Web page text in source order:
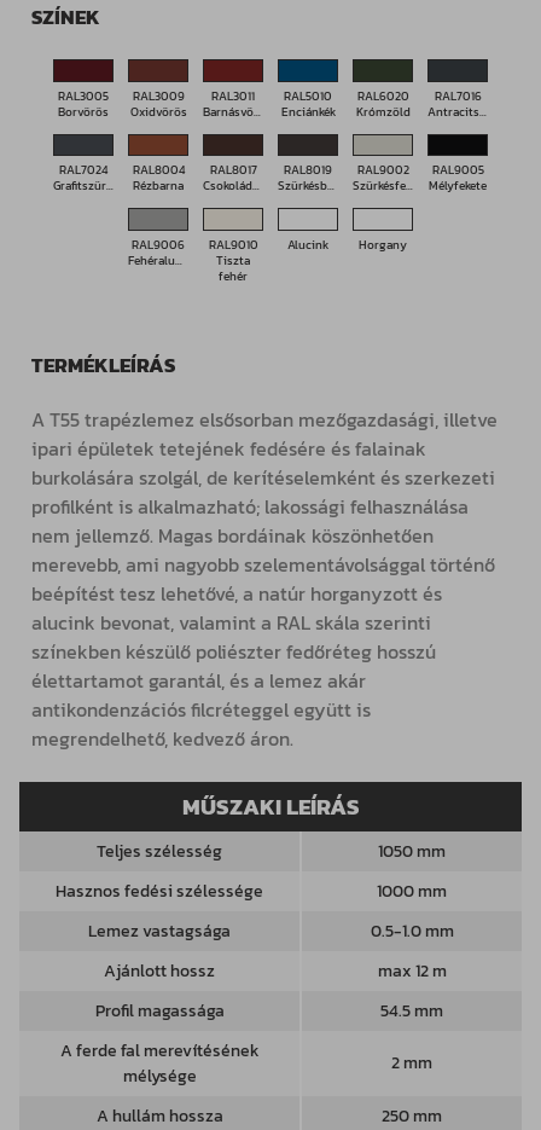
SZÍNEK
RAL3005
Borvörös
RAL3009
Oxidvörös
RAL3011
Barnásvörös
RAL5010
Enciánkék
RAL6020
Krómzöld
RAL7016
Antracitszürke
RAL7024
Grafitszürke
RAL8004
Rézbarna
RAL8017
Csokoládébarna
RAL8019
Szürkésbarna
RAL9002
Szürkésfehér
RAL9005
Mélyfekete
RAL9006
Fehéralumínium
RAL9010
Tiszta
fehér
Alucink Horgany
TERMÉKLEÍRÁS
A T55 trapézlemez elsősorban mezőgazdasági, illetve
ipari épületek tetejének fedésére és falainak
burkolására szolgál, de kerítéselemként és szerkezeti
profilként is alkalmazható; lakossági felhasználása
nem jellemző. Magas bordáinak köszönhetően
merevebb, ami nagyobb szelementávolsággal történő
beépítést tesz lehetővé, a natúr horganyzott és
alucink bevonat, valamint a RAL skála szerinti
színekben készülő poliészter fedőréteg hosszú
élettartamot garantál, és a lemez akár
antikondenzációs filcréteggel együtt is
megrendelhető, kedvező áron.
MŰSZAKI LEÍRÁS
Teljes szélesség
1050 mm
Hasznos fedési szélessége
1000 mm
Lemez vastagsága
0.5-1.0 mm
Ajánlott hossz
max 12 m
Profil magassága
54.5 mm
A ferde fal merevítésének
mélysége
2 mm
A hullám hossza
250 mm